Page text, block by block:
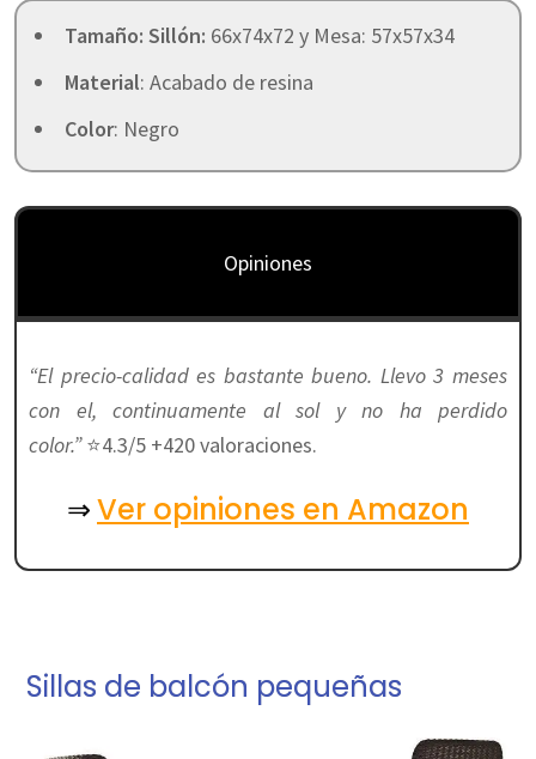
Tamaño: Sillón: 66x74x72 y Mesa: 57x57x34
Material: Acabado de resina
Color: Negro
Opiniones
“El precio-calidad es bastante bueno. Llevo 3 meses
con el, continuamente al sol y no ha perdido
color.”⭐4.3/5 +420 valoraciones.
⇒Ver opiniones en Amazon
Sillas de balcón pequeñas